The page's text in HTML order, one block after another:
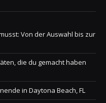
Von der Auswahl bis zur
die du gemacht haben
in Daytona Beach, FL